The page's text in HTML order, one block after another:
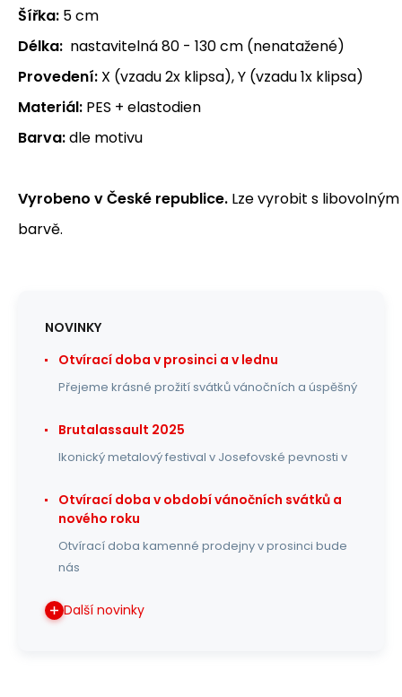
Šířka: 5 cm
Délka: nastavitelná 80 - 130 cm (nenatažené)
Provedení: X (vzadu 2x klipsa), Y (vzadu 1x klipsa)
Materiál: PES + elastodien
Barva:dle motivu
Vyrobeno v České republice. Lze vyrobit s
barvě.
NOVINKY
Otvírací doba v prosinci a v lednu
Přejeme krásné prožití svátků vánočních a úspěšný
Brutalassault 2025
Ikonický metalový festival v Josefovské pevnosti v
Otvírací doba v období vánočních svátků a
nového roku
Otvírací doba kamenné prodejny v prosinci bude
nás
Další novinky